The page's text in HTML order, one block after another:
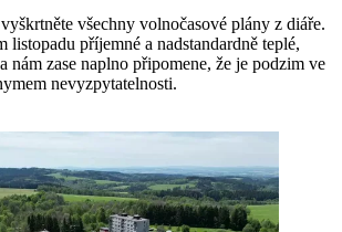
všechny volnočasové plány z diáře.
listopadu příjemné a nadstandardně teplé,
nám zase naplno připomene, že je podzim ve
nevyzpytatelnosti.